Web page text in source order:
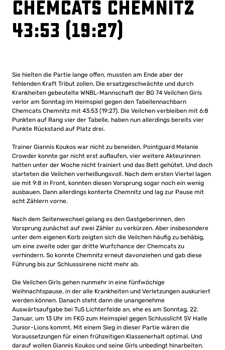
ChemCats Chemnitz
43:53 (19:27)
Sie hielten die Partie lange offen, mussten am Ende aber der
fehlenden Kraft Tribut zollen. Die ersatzgeschwächte und durch
Krankheiten gebeutelte WNBL-Mannschaft der BG 74 Veilchen Girls
verlor am Sonntag im Heimspiel gegen den Tabellennachbarn
Chemcats Chemnitz mit 43:53 (19:27). Die Veilchen verbleiben mit 6:8
Punkten auf Rang vier der Tabelle, haben nun allerdings bereits vier
Punkte Rückstand auf Platz drei.
Trainer Giannis Koukos war nicht zu beneiden. Pointguard Melanie
Crowder konnte gar nicht erst auflaufen, vier weitere Akteurinnen
hatten unter der Woche nicht trainiert und das Bett gehütet. Und doch
starteten die Veilchen verheißungsvoll. Nach dem ersten Viertel lagen
sie mit 9:8 in Front, konnten diesen Vorsprung sogar noch ein wenig
ausbauen. Dann allerdings konterte Chemnitz und lag zur Pause mit
acht Zählern vorne.
Nach dem Seitenwechsel gelang es den Gastgeberinnen, den
Vorsprung zunächst auf zwei Zähler zu verkürzen. Aber insbesondere
unter dem eigenen Korb zeigten sich die Veilchen häufig zu behäbig,
um eine zweite oder gar dritte Wurfchance der Chemcats zu
verhindern. So konnte Chemnitz erneut davonziehen und gab diese
Führung bis zur Schlusssirene nicht mehr ab.
Die Veilchen Girls gehen nunmehr in eine fünfwöchige
Weihnachtspause, in der alle Krankheiten und Verletzungen auskuriert
werden können. Danach steht dann die unangenehme
Auswärtsaufgabe bei TuS Lichterfelde an, ehe es am Sonntag, 22.
Januar, um 13 Uhr im FKG zum Heimspiel gegen Schlusslicht SV Halle
Junior-Lions kommt. Mit einem Sieg in dieser Partie wären die
Voraussetzungen für einen frühzeitigen Klassenerhalt optimal. Und
darauf wollen Giannis Koukos und seine Girls unbedingt hinarbeiten.